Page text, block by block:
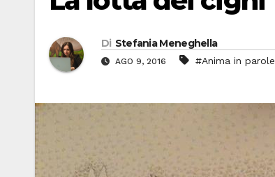
Di Stefania Meneghella
AGO 9, 2016 #Anima in parole